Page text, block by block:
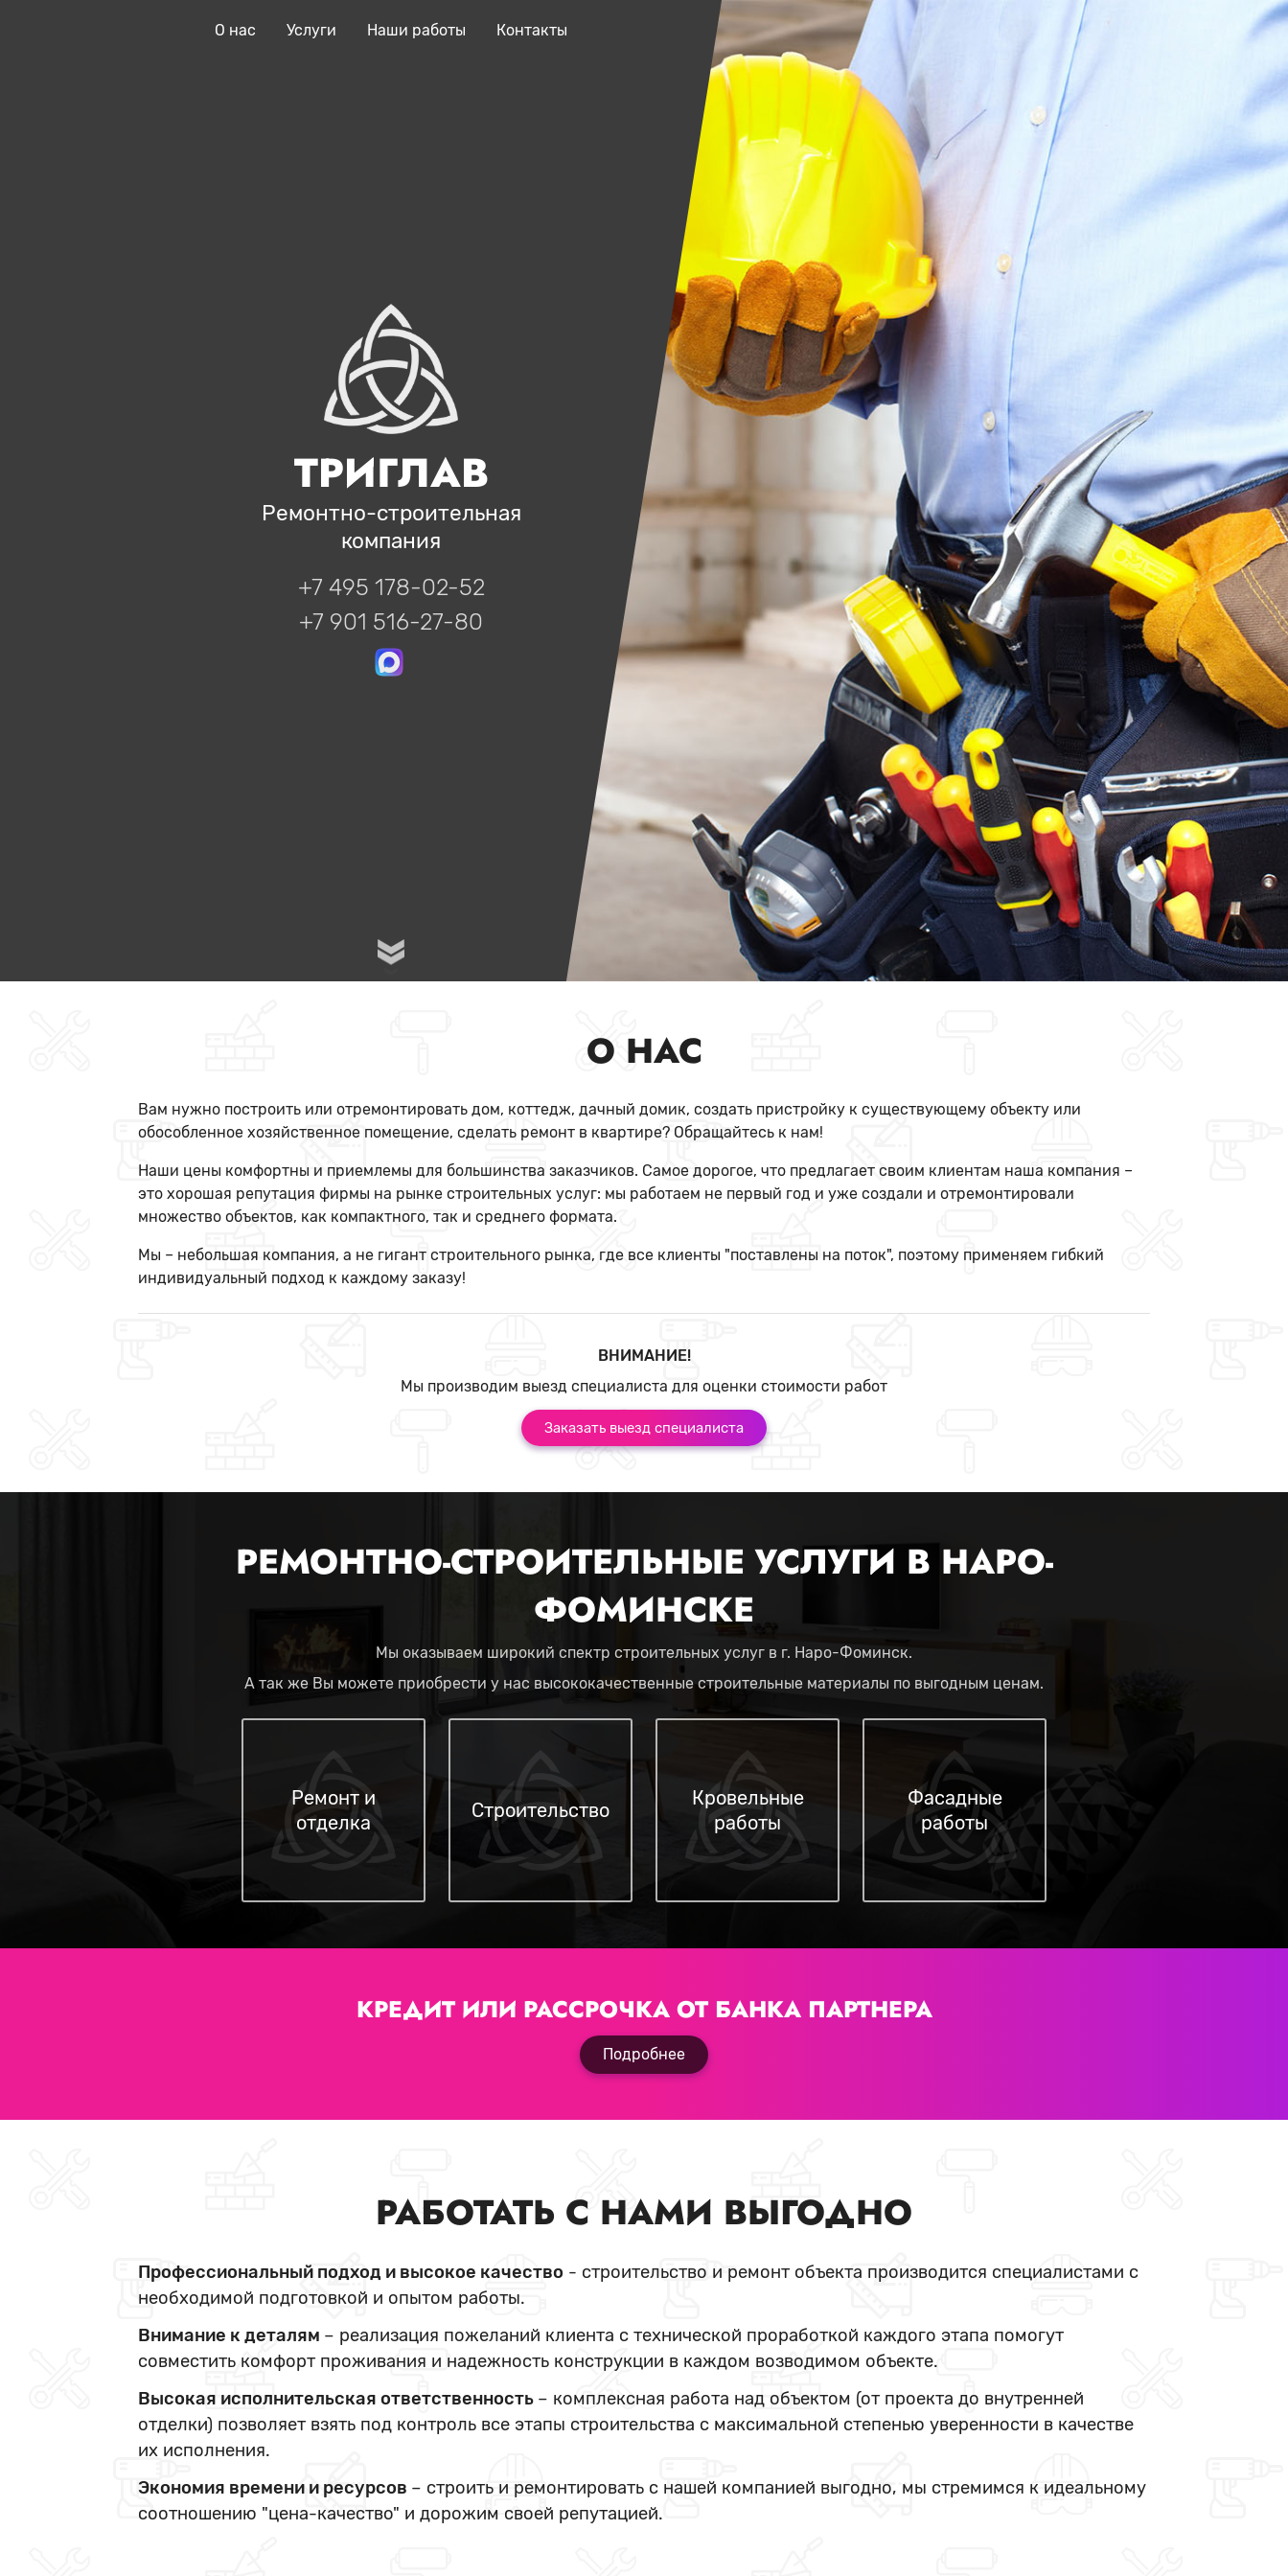
О нас Услуги Наши работы Контакты
ТРИГЛАВ
Ремонтно-строительная
компания
+7 495 178-02-52
+7 901 516-27-80
О НАС
Вам нужно построить или отремонтировать дом, коттедж, дачный домик, создать пристройку к существующему объекту или
обособленное хозяйственное помещение, сделать ремонт в квартире? Обращайтесь к нам!
Наши цены комфортны и приемлемы для большинства заказчиков. Самое дорогое, что предлагает своим клиентам наша компания –
это хорошая репутация фирмы на рынке строительных услуг: мы работаем не первый год и уже создали и отремонтировали
множество объектов, как компактного, так и среднего формата.
Мы – небольшая компания, а не гигант строительного рынка, где все клиенты "поставлены на поток", поэтому применяем гибкий
индивидуальный подход к каждому заказу!
ВНИМАНИЕ!
Мы производим выезд специалиста для оценки стоимости работ
Заказать выезд специалиста
РЕМОНТНО-СТРОИТЕЛЬНЫЕ УСЛУГИ В НАРО-
ФОМИНСКЕ
Мы оказываем широкий спектр строительных услуг в г. Наро-Фоминск.
А так же Вы можете приобрести у нас высококачественные строительные материалы по выгодным ценам.
Ремонт и
отделка
Строительство
Кровельные
работы
Фасадные
работы
КРЕДИТ ИЛИ РАССРОЧКА ОТ БАНКА ПАРТНЕРА
Подробнее
РАБОТАТЬ С НАМИ ВЫГОДНО
Профессиональный подход и высокое качество - строительство и ремонт объекта производится специалистами с
необходимой подготовкой и опытом работы.
Внимание к деталям – реализация пожеланий клиента с технической проработкой каждого этапа помогут
совместить комфорт проживания и надежность конструкции в каждом возводимом объекте.
Высокая исполнительская ответственность – комплексная работа над объектом (от проекта до внутренней
отделки) позволяет взять под контроль все этапы строительства с максимальной степенью уверенности в качестве
их исполнения.
Экономия времени и ресурсов – строить и ремонтировать с нашей компанией выгодно, мы стремимся к идеальному
соотношению "цена-качество" и дорожим своей репутацией.